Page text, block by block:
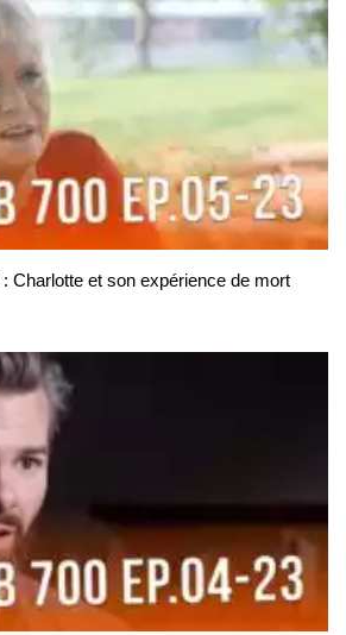
Charlotte et son expérience de mort